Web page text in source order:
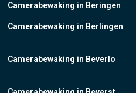
Camerabewaking in Beringen
Camerabewaking in Berlingen
Camerabewaking in Beverlo